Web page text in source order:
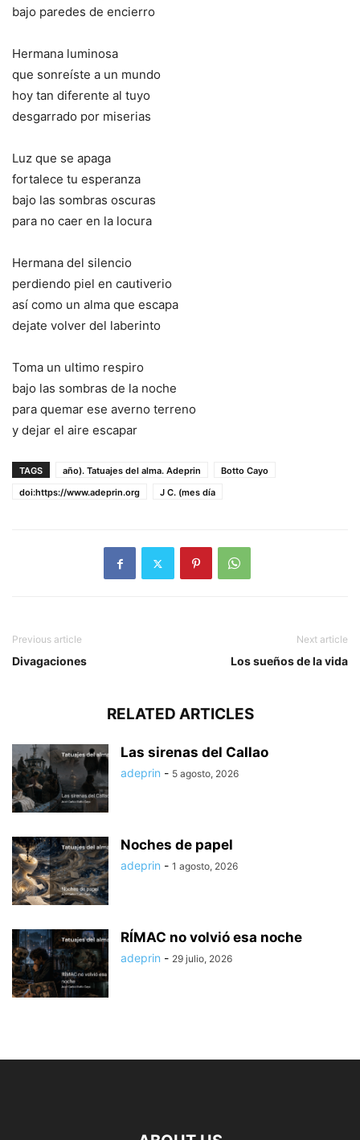
bajo paredes de encierro
Hermana luminosa
que sonreíste a un mundo
hoy tan diferente al tuyo
desgarrado por miserias
Luz que se apaga
fortalece tu esperanza
bajo las sombras oscuras
para no caer en la locura
Hermana del silencio
perdiendo piel en cautiverio
así como un alma que escapa
dejate volver del laberinto
Toma un ultimo respiro
bajo las sombras de la noche
para quemar ese averno terreno
y dejar el aire escapar
TAGS año). Tatuajes del alma. Adeprin
Botto Cayo
doi:https://www.adeprin.org
J C. (mes día
Previous article
Divagaciones
Next article
Los sueños de la vida
RELATED ARTICLES
Las sirenas del Callao
adeprin - 5 agosto, 2026
Noches de papel
adeprin - 1 agosto, 2026
RÍMAC no volvió esa noche
adeprin - 29 julio, 2026